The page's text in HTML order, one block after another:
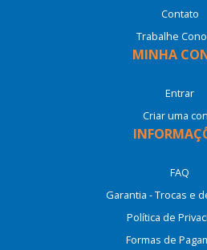
Contato
Trabalhe
MINHA
Entrar
Criar uma
FAQ
Garantia - Trocas e
Política de
Formas de